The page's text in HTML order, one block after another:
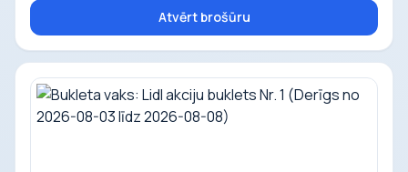
Atvērt brošūru